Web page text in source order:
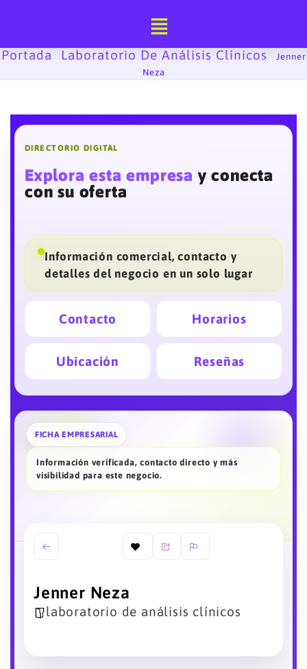
contenido
Portada Laboratorio De Análisis Clínicos
Jenner
Neza
DIRECTORIO DIGITAL
Explora esta empresa y conecta
con su oferta
Información comercial, contacto y
detalles del negocio en un solo lugar
Contacto Horarios
Ubicación Reseñas
FICHA EMPRESARIAL
Información verificada, contacto directo y más
visibilidad para este negocio.
Jenner Neza
laboratorio de análisis clínicos